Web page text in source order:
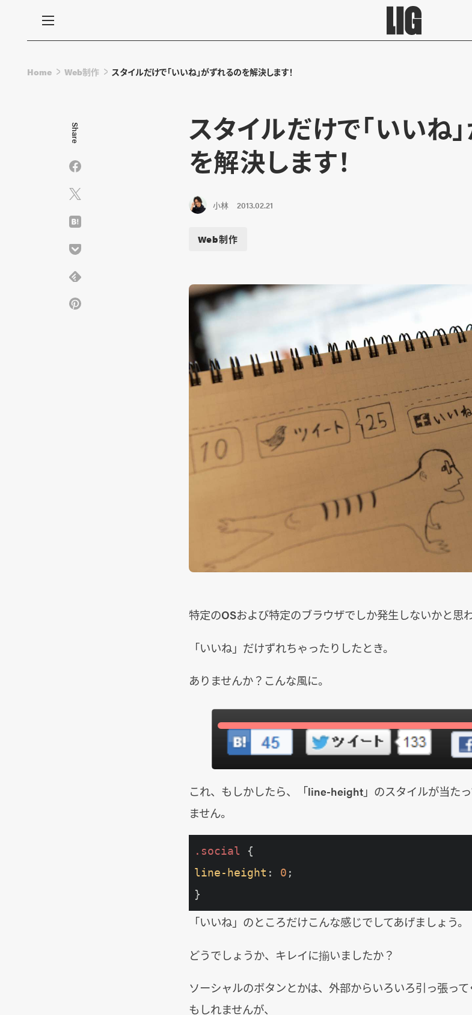
Home Web制作 スタイルだけで「いいね」がずれるのを解決します！
スタイルだけで「いいね
を解決します！
小林 2013.02.21
Web制作
特定のOSおよび特定のブラウザでしか発生しないかと思わ
「いいね」だけずれちゃったりしたとき。
ありませんか？こんな風に。
これ、もしかしたら、「line-height」のスタイルが当た
ません。
.social
line-height : 0 ;
}
「いいね」のところだけこんな感じでしてあげましょう。
どうでしょうか、キレイに揃いましたか？
ソーシャルのボタンとかは、外部からいろいろ引っ張っ
もしれませんが、
Share